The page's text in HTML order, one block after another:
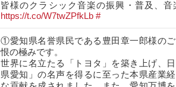
皆様のクラシック音楽の振興・普及、
https://t.co/W7twZPfkLb #
①愛知県名誉県民である豊田章一郎様の
恨の極みです。
世界に名立たる「トヨタ」を築き上げ、
県愛知」の名声を得るに至った本県産業